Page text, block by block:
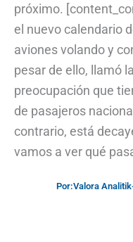
próximo.
el nuevo calendario
aviones volando y
pesar de ello, llamó
preocupación que
de pasajeros
contrario, está
vamos a ver qué
Por:Valora Analitik